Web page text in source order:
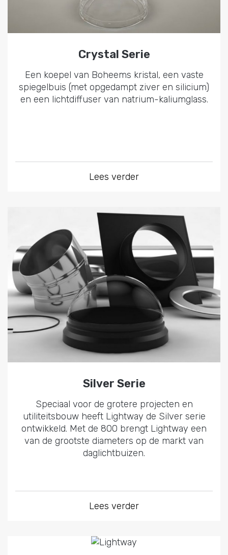
Crystal Serie
Een koepel van Boheems kristal, een vaste
spiegelbuis (met opgedampt ziver en silicium)
en een lichtdiffuser van natrium-kaliumglass.
Lees verder
Silver Serie
Speciaal voor de grotere projecten en
utiliteitsbouw heeft Lightway de Silver serie
ontwikkeld. Met de 800 brengt Lightway een
van de grootste diameters op de markt van
daglichtbuizen.
Lees verder